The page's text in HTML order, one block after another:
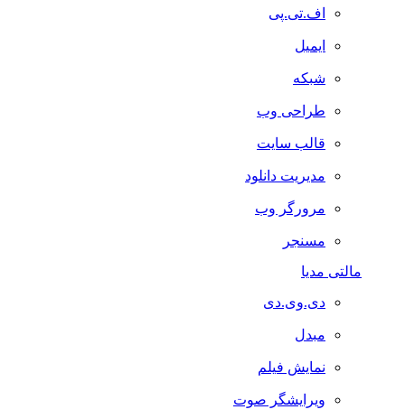
اف.تی.پی
ایمیل
شبکه
طراحی وب
قالب سایت
مدیریت دانلود
مرورگر وب
مسنجر
مالتی مدیا
دی.وی.دی
مبدل
نمایش فیلم
ویرایشگر صوت